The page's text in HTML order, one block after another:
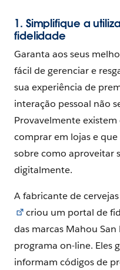
1. Simplifique a
fidelidade
Garanta aos seus
fácil de gerenciar e
sua experiência de
interação pessoal não
Provavelmente
comprar em lojas e
sobre como aproveitar
digitalmente.
A fabricante de
criou um portal de
das marcas Mahou
programa on-line. Eles
informam códigos de